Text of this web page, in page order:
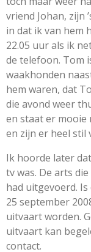
vriend Johan, zijn
in dat ik van hem
22.05 uur als ik
de telefoon. Tom
waakhonden
hem waren, dat
die avond weer
en staat er mooie
en zijn er heel stil
Ik hoorde later
tv was. De arts
had uitgevoerd.
25 september
uitvaart worden.
uitvaart kan
contact.